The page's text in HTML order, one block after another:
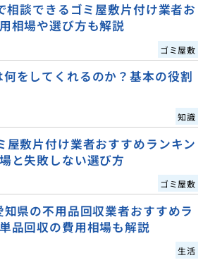
相談できるゴミ屋敷片付け業者お
相場や選び方も解説
ゴミ屋敷
をしてくれるのか？基本の役割
知識
屋敷片付け業者おすすめランキン
と失敗しない選び方
ゴミ屋敷
県の不用品回収業者おすすめラ
品回収の費用相場も解説
生活